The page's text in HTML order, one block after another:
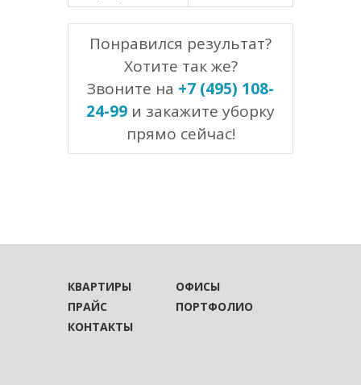
Понравился результат?
Хотите так же?
Звоните на +7 (495) 108-
24-99 и закажите уборку
прямо сейчас!
КВАРТИРЫ
ОФИСЫ
ПРАЙС
ПОРТФОЛИО
КОНТАКТЫ